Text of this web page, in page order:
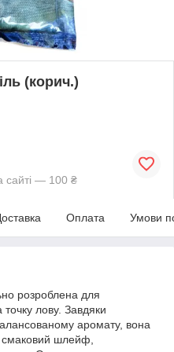
(корич.)
сайті — 100 ₴
Оплата Умови
розроблена для
лову. Завдяки
аромату, вона
шлейф,